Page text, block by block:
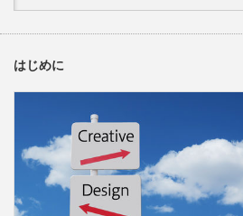
はじめに